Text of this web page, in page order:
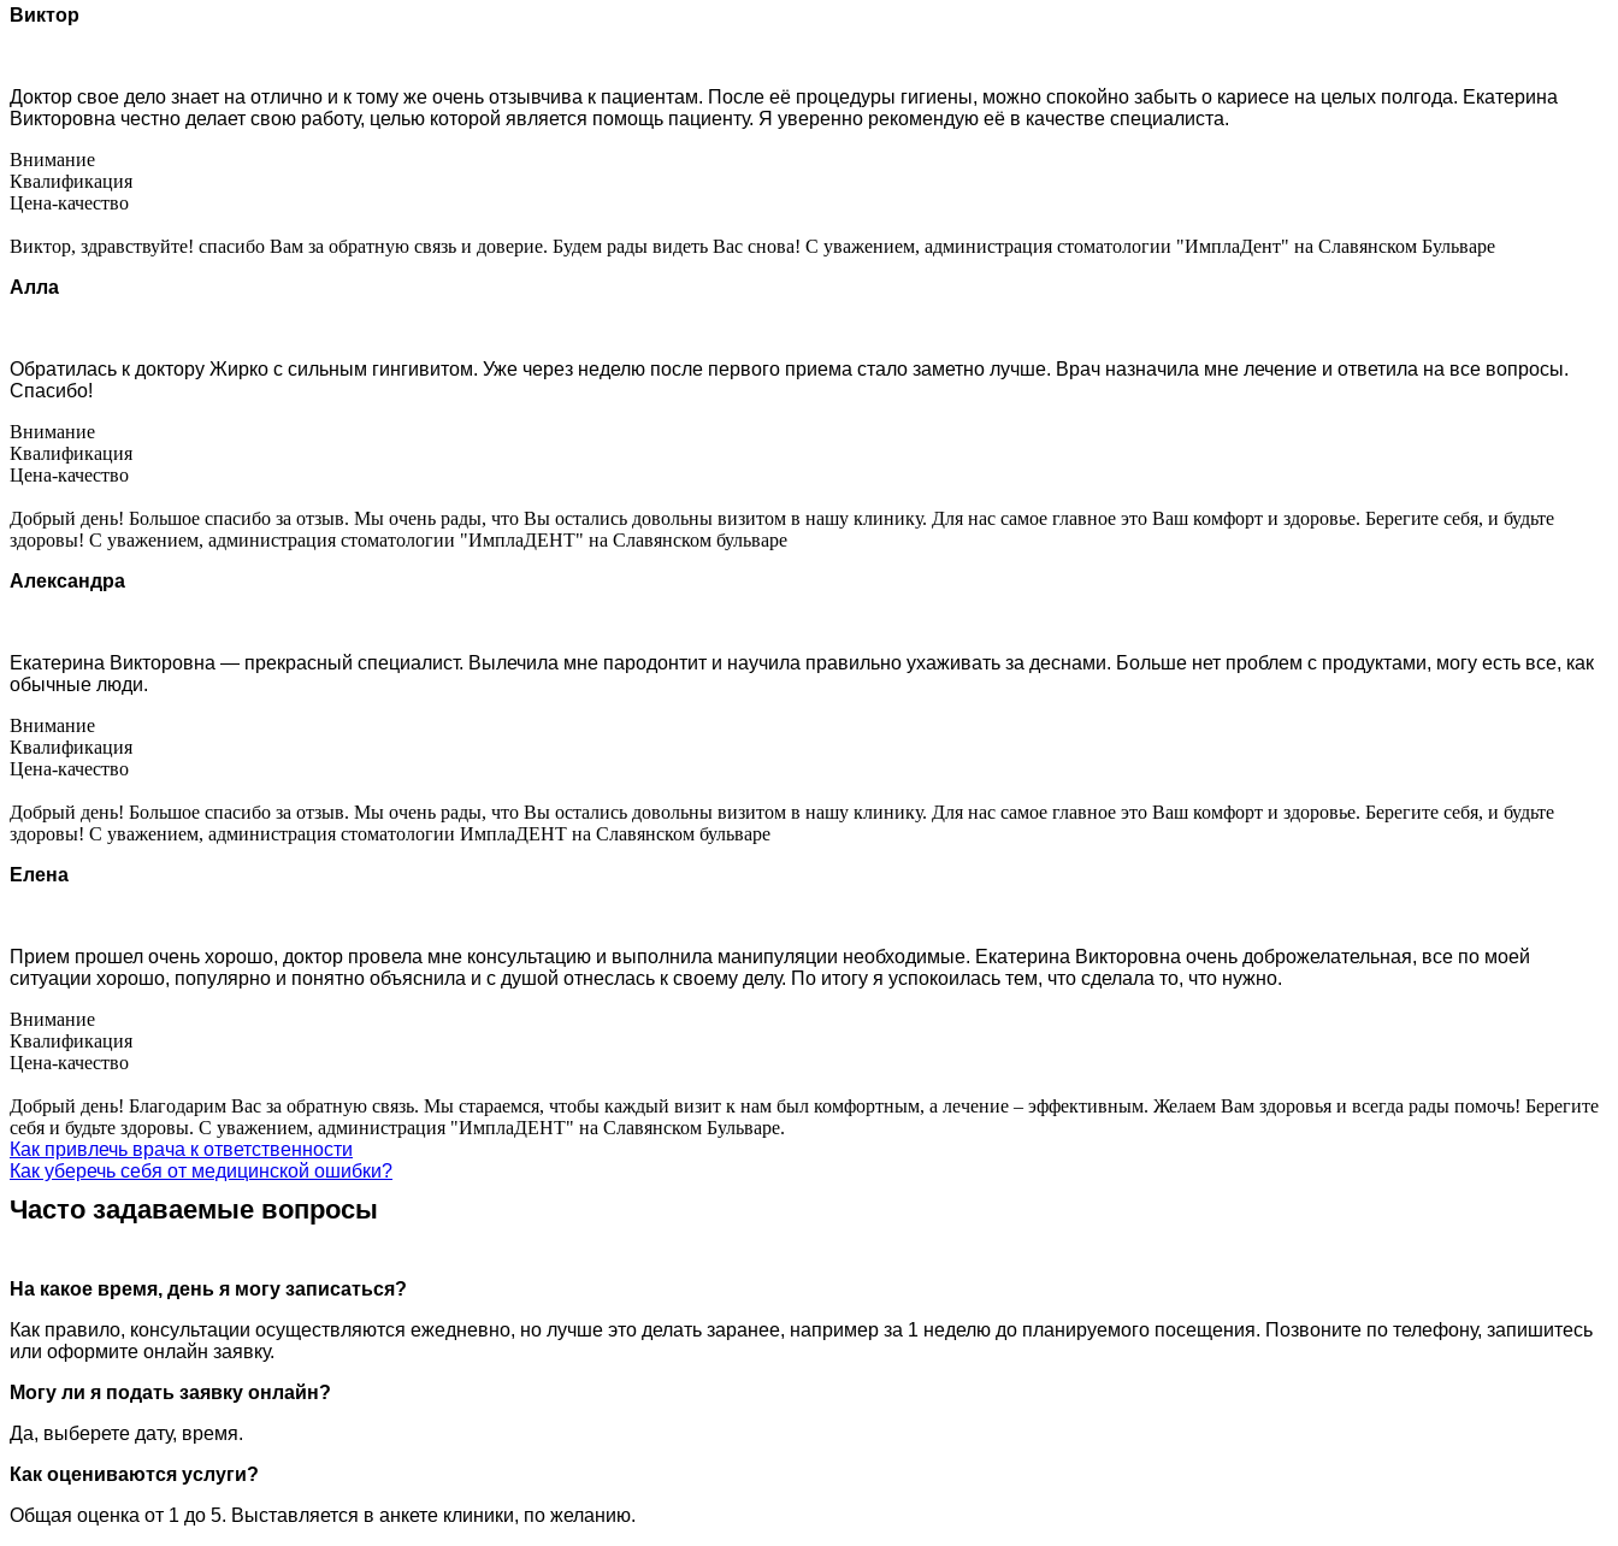
Виктор
Доктор свое дело знает на отлично и к тому же очень отзывчива к пациентам. После её процедуры гигиены, можно спокойно забыть о кариесе на целых полгода. Екатерина
Викторовна честно делает свою работу, целью которой является помощь пациенту. Я уверенно рекомендую её в качестве специалиста.
Внимание
Квалификация
Цена-качество
Виктор, здравствуйте! спасибо Вам за обратную связь и доверие. Будем рады видеть Вас снова! С уважением, администрация стоматологии "ИмплаДент" на Славянском Бульваре
Алла
Обратилась к доктору Жирко с сильным гингивитом. Уже через неделю после первого приема стало заметно лучше. Врач назначила мне лечение и ответила на все вопросы.
Спасибо!
Внимание
Квалификация
Цена-качество
Добрый день! Большое спасибо за отзыв. Мы очень рады, что Вы остались довольны визитом в нашу клинику. Для нас самое главное это Ваш комфорт и здоровье. Берегите себя, и будьте
здоровы! С уважением, администрация стоматологии "ИмплаДЕНТ" на Славянском бульваре
Александра
Екатерина Викторовна — прекрасный специалист. Вылечила мне пародонтит и научила правильно ухаживать за деснами. Больше нет проблем с продуктами, могу есть все, как
обычные люди.
Внимание
Квалификация
Цена-качество
Добрый день! Большое спасибо за отзыв. Мы очень рады, что Вы остались довольны визитом в нашу клинику. Для нас самое главное это Ваш комфорт и здоровье. Берегите себя, и будьте
здоровы! С уважением, администрация стоматологии ИмплаДЕНТ на Славянском бульваре
Елена
Прием прошел очень хорошо, доктор провела мне консультацию и выполнила манипуляции необходимые. Екатерина Викторовна очень доброжелательная, все по моей
ситуации хорошо, популярно и понятно объяснила и с душой отнеслась к своему делу. По итогу я успокоилась тем, что сделала то, что нужно.
Внимание
Квалификация
Цена-качество
Добрый день! Благодарим Вас за обратную связь. Мы стараемся, чтобы каждый визит к нам был комфортным, а лечение – эффективным. Желаем Вам здоровья и всегда рады помочь! Берегите
себя и будьте здоровы. С уважением, администрация "ИмплаДЕНТ" на Славянском Бульваре.
Как привлечь врача к ответственности
Как уберечь себя от медицинской ошибки?
Часто задаваемые вопросы
На какое время, день я могу записаться?
Как правило, консультации осуществляются ежедневно, но лучше это делать заранее, например за 1 неделю до планируемого посещения. Позвоните по телефону, запишитесь
или оформите онлайн заявку.
Могу ли я подать заявку онлайн?
Да, выберете дату, время.
Как оцениваются услуги?
Общая оценка от 1 до 5. Выставляется в анкете клиники, по желанию.